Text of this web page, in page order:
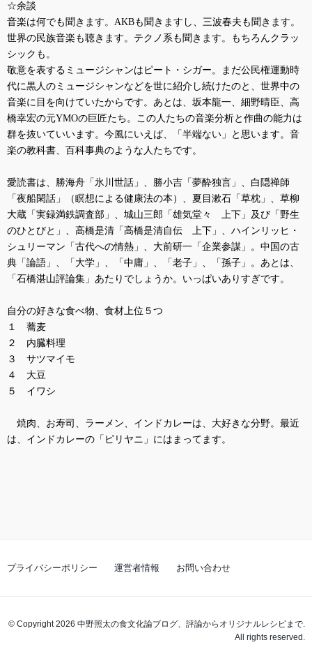
☆余談
音楽は何でも聞きます。 AKBも聞きますし、三波春夫も聞きます。
世界の民族音楽も聴きます。テクノ系も聞きます。もちろんクラッ
シックも。
敬意を表するミュージシャンはピート・シガー。まだ公民権運動時
代に黒人のミュージシャンなどを世に紹介し続けたのと、世界中の
音楽に目を向けていたからです。あとは、坂本龍一、細野晴臣、高
橋幸宏の元YMOの巨匠たち。この人たちの音楽分析と作曲の能力は
群を抜いていいます。今風にいえば、「半端ない」と思います。音
楽の教科書、百科事典のような人たちです。
愛読書は、勝海舟「氷川世話」、勝小吉「夢酔独言」、白隠禅師
「夜船閑話」（瞑想による健康法の本）、夏目漱石「草枕」、草柳
大蔵「実録満鉄調査部」、城山三郎「雄気堂々 上下」及び「野生
のひとびと」、高橋是清「高橋是清自伝 上下」、ハインリッヒ・
シュリーマン「古代への情熱」、大前研一「企業参謀」。中国の古
典「論語」、「大学」、「中庸」、「老子」、「孫子」。あとは、
「石橋湛山評論集」あたりでしょうか。いっぱいありすぎです。
自分の好きな食べ物、食材上位５つ
１ 蕎麦
２ 内臓料理
３ サツマイモ
４ 大豆
５ イワシ
焼肉、お寿司、ラーメン、インドカレーは、大好きな分野。最近
は、インドカレーの「ピリヤニ」にはまってます。
プライバシーポリシー 運営者情報 お問い合わせ
© Copyright 2026 中野照太の食文化論ブログ、評論からオリジナルレシピまで.
All rights reserved.